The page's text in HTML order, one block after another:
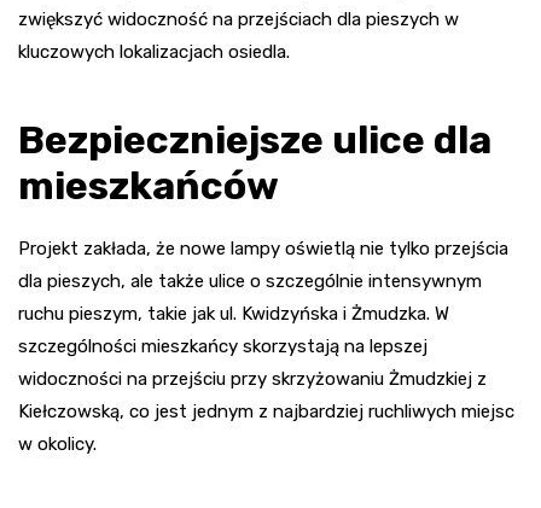
zwiększyć widoczność na przejściach dla pieszych w
kluczowych lokalizacjach osiedla.
Bezpieczniejsze ulice dla
mieszkańców
Projekt zakłada, że nowe lampy oświetlą nie tylko przejścia
dla pieszych, ale także ulice o szczególnie intensywnym
ruchu pieszym, takie jak ul. Kwidzyńska i Żmudzka. W
szczególności mieszkańcy skorzystają na lepszej
widoczności na przejściu przy skrzyżowaniu Żmudzkiej z
Kiełczowską, co jest jednym z najbardziej ruchliwych miejsc
w okolicy.